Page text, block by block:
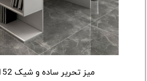
میز تحریر ساده و شیک TK152